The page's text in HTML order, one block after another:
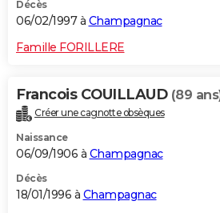
Décès
06/02/1997 à Champagnac
Famille FORILLERE
Francois COUILLAUD (89
Créer une cagnotte obsèques
Naissance
06/09/1906 à Champagnac
Décès
18/01/1996 à Champagnac